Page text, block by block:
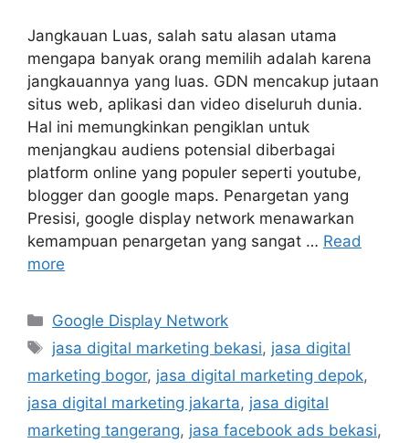
Jangkauan Luas, salah satu alasan utama
mengapa banyak orang memilih adalah karena
jangkauannya yang luas. GDN mencakup jutaan
situs web, aplikasi dan video diseluruh dunia.
Hal ini memungkinkan pengiklan untuk
menjangkau audiens potensial diberbagai
platform online yang populer seperti youtube,
blogger dan google maps. Penargetan yang
Presisi, google display network menawarkan
kemampuan penargetan yang sangat … Read
more
Google Display Network
jasa digital marketing bekasi, jasa digital
marketing bogor, jasa digital marketing depok,
jasa digital marketing jakarta, jasa digital
marketing tangerang, jasa facebook ads bekasi,